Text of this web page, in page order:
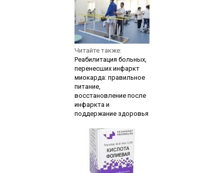
Читайте также:
Реабилитация больных,
перенесших инфаркт
миокарда: правильное
питание,
восстановление после
инфаркта и
поддержание здоровья